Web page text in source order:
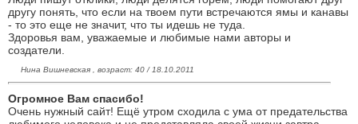
другу понять, что если на твоем пути встречаются ямы и канавы
- то это еще не значит, что ты идешь не туда.
Здоровья вам, уважаемые и любимые нами авторы и
создатели.
Нина Вишневская , возраст: 40 / 18.10.2011
Огромное Вам спасибо!
Очень нужный сайт! Ещё утром сходила с ума от предательства